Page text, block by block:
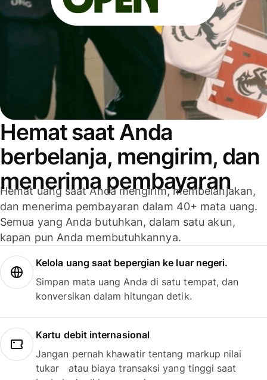
Hemat saat Anda
berbelanja, mengirim, dan
menerima pembayaran
Hemat uang saat Anda mengirim, membelanjakan,
dan menerima pembayaran dalam 40+ mata uang.
Semua yang Anda butuhkan, dalam satu akun,
kapan pun Anda membutuhkannya.
Kelola uang saat bepergian ke luar negeri.
Simpan mata uang Anda di satu tempat, dan
konversikan dalam hitungan detik.
Kartu debit internasional
Jangan pernah khawatir tentang markup nilai
tukar atau biaya transaksi yang tinggi saat